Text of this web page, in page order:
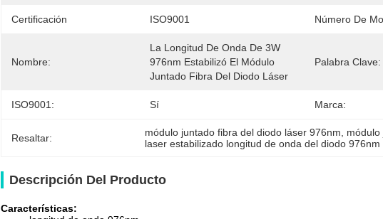
Certificación ISO9001 Número De
Nombre:
La Longitud De Onda De 3W
976nm Estabilizó El Módulo
Juntado Fibra Del Diodo Láser
Palabra Clave:
ISO9001: Sí Marca:
Resaltar: módulo juntado fibra del diodo láser 976nm
laser estabilizado longitud de onda del diodo 976nm
Descripción Del Producto
Características: